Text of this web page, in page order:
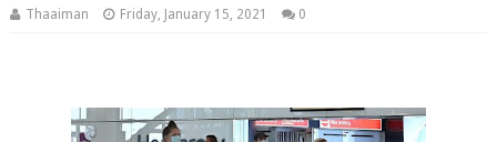
Thaaiman Friday, January 15, 2021 0